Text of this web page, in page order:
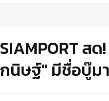
SIAMPORT ส
กนิษฐ์" มีชื่อบู๊ม